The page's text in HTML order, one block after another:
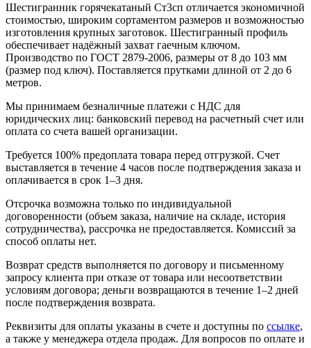
Шестигранник горячекатаный Ст3сп отличается экономичной
стоимостью, широким сортаментом размеров и возможностью
изготовления крупных заготовок. Шестигранный профиль
обеспечивает надёжный захват гаечным ключом.
Производство по ГОСТ 2879-2006, размеры от 8 до 103 мм
(размер под ключ). Поставляется прутками длиной от 2 до 6
метров.
Мы принимаем безналичные платежи с НДС для
юридических лиц: банковский перевод на расчетный счет или
оплата со счета вашей организации.
Требуется 100% предоплата товара перед отгрузкой. Счет
выставляется в течение 4 часов после подтверждения заказа и
оплачивается в срок 1–3 дня.
Отсрочка возможна только по индивидуальной
договоренности (объем заказа, наличие на складе, история
сотрудничества), рассрочка не предоставляется. Комиссий за
способ оплаты нет.
Возврат средств выполняется по договору и письменному
запросу клиента при отказе от товара или несоответствии
условиям договора; деньги возвращаются в течение 1–2 дней
после подтверждения возврата.
Реквизиты для оплаты указаны в счете и доступны по ссылке,
а также у менеджера отдела продаж. Для вопросов по оплате и